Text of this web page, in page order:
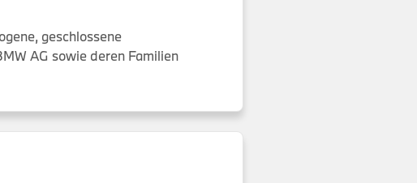
geschlossene
AG sowie deren Familien